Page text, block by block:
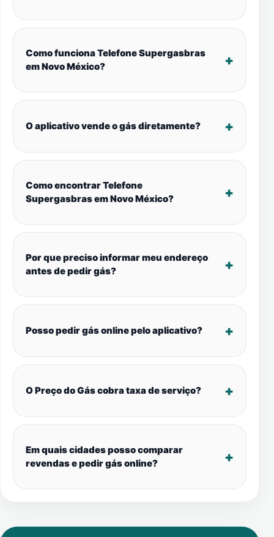
Como funciona Telefone Supergasbras
em Novo México?
O aplicativo vende o gás diretamente?
Como encontrar Telefone
Supergasbras em Novo México?
Por que preciso informar meu endereço
antes de pedir gás?
Posso pedir gás online pelo aplicativo?
O Preço do Gás cobra taxa de serviço?
Em quais cidades posso comparar
revendas e pedir gás online?